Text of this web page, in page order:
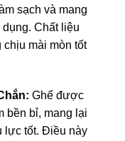
sạch và mang
Chất liệu
chịu mài mòn tốt
Ghế được
bền bỉ, mang lại
lực tốt. Điều này